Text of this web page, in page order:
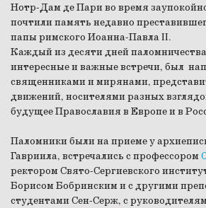
Нотр-Дам де Пари во время
почтили память недавно
папы римского Иоанна-Павла II.
Каждый из десяти дней
интересные и важные встречи, был
священниками и мирянами,
движений, носителями разных
будущее Православия в Европе и в
Паломники были на приеме у
Гавриила, встречались с профессором
ректором Свято-Сергиевского
Борисом Бобринским и с другими
студентами Сен-Серж, с